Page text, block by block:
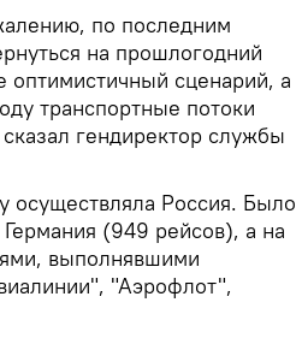
по последним
на прошлогодний
оптимистичный сценарий, а
транспортные потоки
гендиректор службы
осуществляла Россия. Было
(949 рейсов), а на
выполнявшими
"Аэрофлот",